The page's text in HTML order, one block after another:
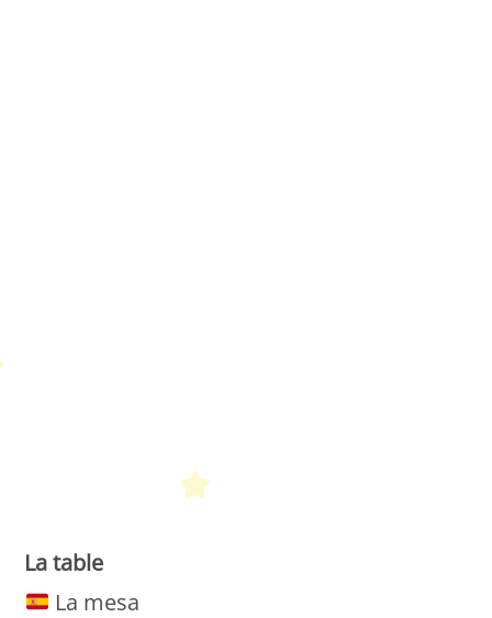
La table
La mesa